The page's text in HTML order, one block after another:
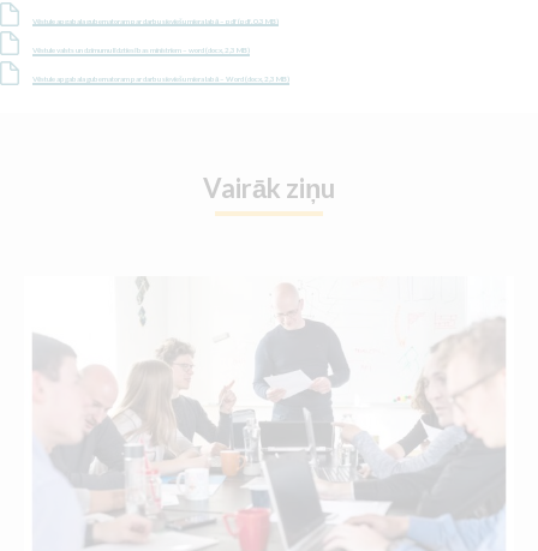
Vēstule apgabala gubernatoram par darbu sieviešu miera labā – pdf (pdf, 0,3 MB)
Vēstule valsts un dzimumu līdztiesības ministriem – word (docx, 2,3 MB)
Vēstule apgabala gubernatoram par darbu sieviešu miera labā – Word (docx, 2,3 MB)
Vairāk ziņu